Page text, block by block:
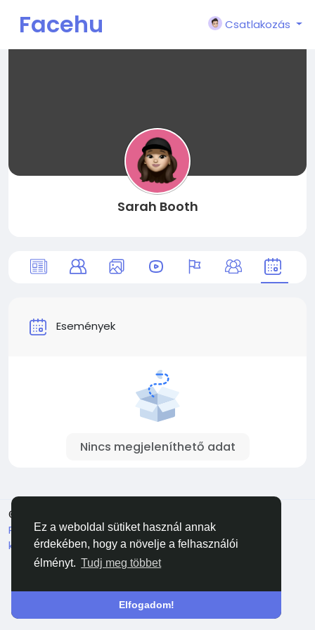
Ez a weboldal sütiket használ annak
érdekében, hogy a növelje a felhasználói
élményt. Tudj meg többet
Elfogadom!
Facehu
Csatlakozás
Sarah Booth
Események
Nincs megjeleníthető adat
© 2026 Facehun
Rólunk Felhasználói feltételek Adatvédelem
kapcsolatba velünk Könyvtár